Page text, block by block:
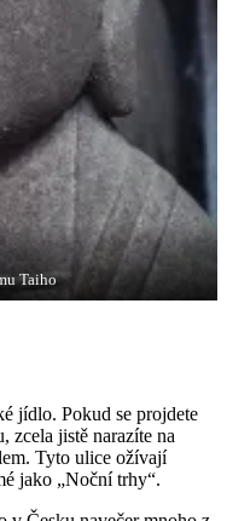
Taiho
jídlo. Pokud se projdete
zcela jistě narazíte na
Tyto ulice ožívají
jako „Noční trhy“.